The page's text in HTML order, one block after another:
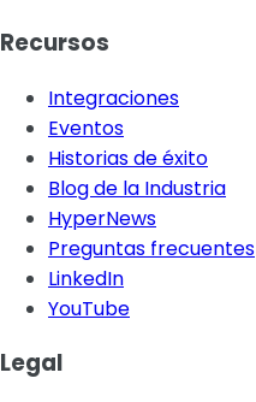
Recursos
Integraciones
Eventos
Historias de éxito
Blog de la Industria
HyperNews
Preguntas frecuentes
LinkedIn
YouTube
Legal